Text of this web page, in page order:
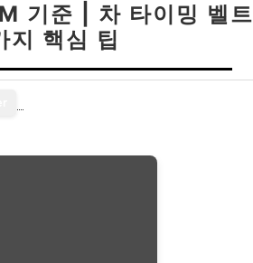
기준 | 차 타이밍 벨트
핵심 팁